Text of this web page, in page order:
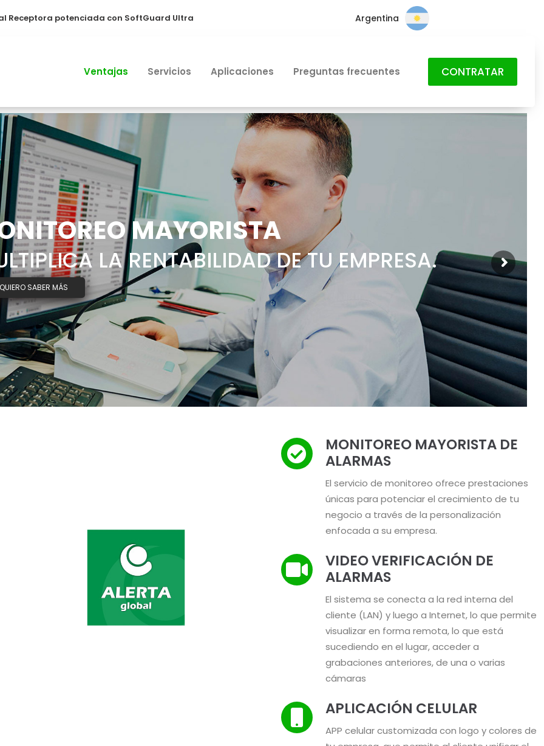
Receptora potenciada con SoftGuard Ultra Argentina
Ventajas Servicios Aplicaciones Preguntas frecuentes CONTRATAR
QUIERO SABER MÁS
MAYORISTA
LA RENTABILIDAD DE TU EMPRESA.
MONITOREO MAYORISTA DE
ALARMAS
El servicio de monitoreo ofrece prestaciones
únicas para potenciar el crecimiento de tu
negocio a través de la personalización
enfocada a su empresa.
VIDEO VERIFICACIÓN DE
ALARMAS
El sistema se conecta a la red interna del
cliente (LAN) y luego a Internet, lo que permite
visualizar en forma remota, lo que está
sucediendo en el lugar, acceder a
grabaciones anteriores, de una o varias
cámaras
APLICACIÓN CELULAR
APP celular customizada con logo y colores de